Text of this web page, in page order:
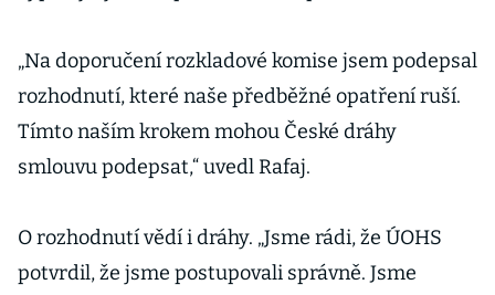
„Na doporučení rozkladové komise jsem podepsal
rozhodnutí, které naše předběžné opatření ruší.
Tímto naším krokem mohou České dráhy
smlouvu podepsat,“ uvedl Rafaj.
O rozhodnutí vědí i dráhy. „Jsme rádi, že ÚOHS
potvrdil, že jsme postupovali správně. Jsme